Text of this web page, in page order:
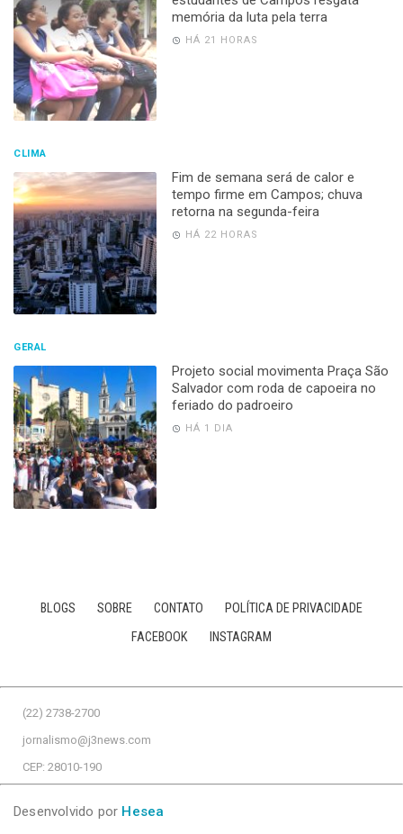
memória da luta pela terra
HÁ 21 HORAS
CLIMA
Fim de semana será de calor e
tempo firme em Campos; chuva
retorna na segunda-feira
HÁ 22 HORAS
GERAL
Projeto social movimenta Praça São
Salvador com roda de capoeira no
feriado do padroeiro
HÁ 1 DIA
BLOGS SOBRE CONTATO
POLÍTICA DE PRIVACIDADE
FACEBOOK
INSTAGRAM
(22) 2738-2700
jornalismo@j3news.com
CEP: 28010-190
Desenvolvido por Hesea